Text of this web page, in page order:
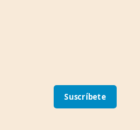
Suscríbete